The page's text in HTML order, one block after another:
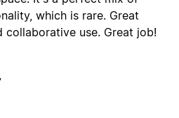
which is rare. Great
collaborative use. Great job!